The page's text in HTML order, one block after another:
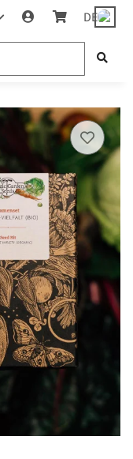
DE